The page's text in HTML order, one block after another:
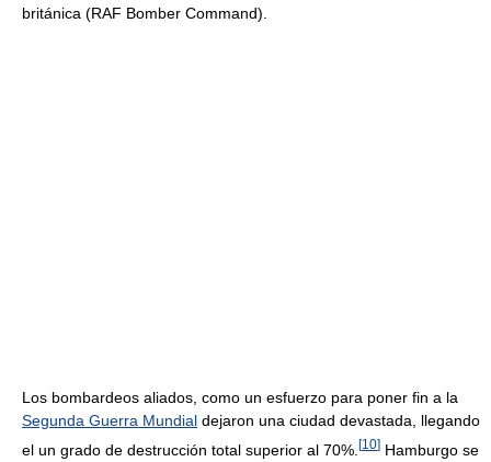
británica (RAF Bomber Command).
Los bombardeos aliados, como un esfuerzo para poner fin a la
Segunda Guerra Mundial dejaron una ciudad devastada, llegando
el un grado de destrucción total superior al 70%. [10] Hamburgo se